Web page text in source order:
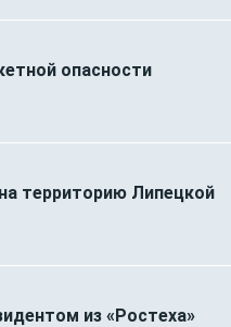
опасности
территорию Липецкой
из «Ростеха»